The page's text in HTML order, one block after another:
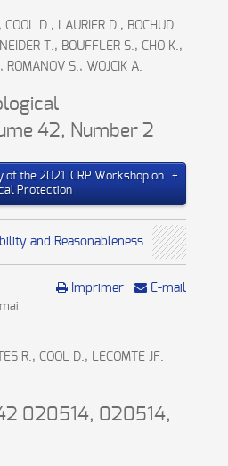
D., LAURIER D., BOCHUD
T., BOUFFLER S., CHO K.,
ROMANOV S., WOJCIK A.
42, Number 2
the 2021 ICRP Workshop on
Protection
and Reasonableness
Imprimer E-mail
R., COOL D., LECOMTE JF.
020514, 020514,